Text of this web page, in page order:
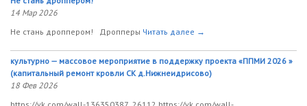
14 Мар 2026
Не стань дроппером! Дропперы Читать далее →
культурно — массовое мероприятие в поддержку проекта «ППМИ 2026 »
(капитальный ремонт кровли СК д.Нижнеидрисово)
18 Фев 2026